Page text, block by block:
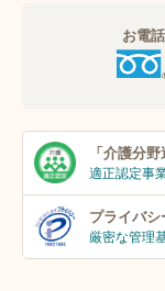
お電
「介護分野
適正認定事
プライバシ
厳密な管理